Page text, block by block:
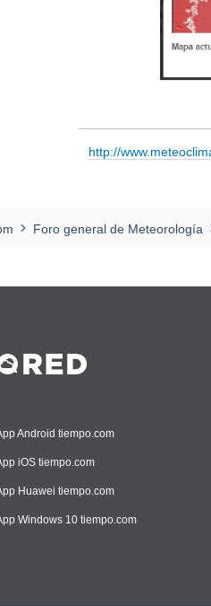
http://
Foro general de Meteorología
Android tiempo.com
iOS tiempo.com
Huawei tiempo.com
Windows 10 tiempo.com